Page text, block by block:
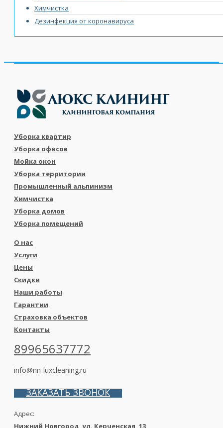
Химчистка
Дезинфекция от коронавируса
Уборка квартир
Уборка офисов
Мойка окон
Уборка территории
Промышленный альпинизм
Химчистка
Уборка домов
Уборка помещений
О нас
Услуги
Цены
Скидки
Наши работы
Гарантии
Страховка объектов
Контакты
89965637772
info@nn-luxcleaning.ru
ЗАКАЗАТЬ ЗВОНОК
Адрес:
Нижний Новгород, ул. Керченская, 13